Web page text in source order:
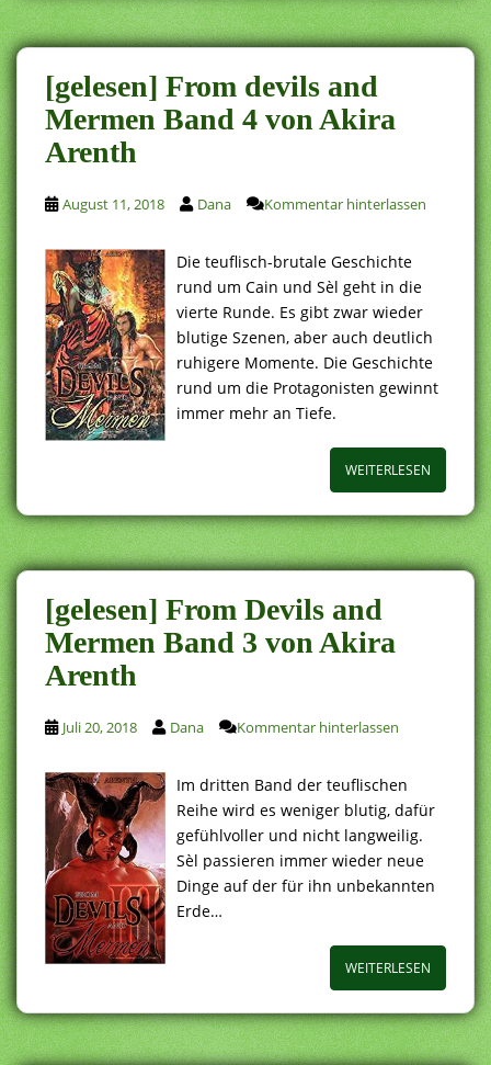
[gelesen] From devils and
Mermen Band 4 von Akira
Arenth
August 11, 2018 Dana Kommentar hinterlassen
Die teuflisch-brutale Geschichte
rund um Cain und Sèl geht in die
vierte Runde. Es gibt zwar wieder
blutige Szenen, aber auch deutlich
ruhigere Momente. Die Geschichte
rund um die Protagonisten gewinnt
immer mehr an Tiefe.
WEITERLESEN
[gelesen] From Devils and
Mermen Band 3 von Akira
Arenth
Juli 20, 2018 Dana Kommentar hinterlassen
Im dritten Band der teuflischen
Reihe wird es weniger blutig, dafür
gefühlvoller und nicht langweilig.
Sèl passieren immer wieder neue
Dinge auf der für ihn unbekannten
Erde…
WEITERLESEN